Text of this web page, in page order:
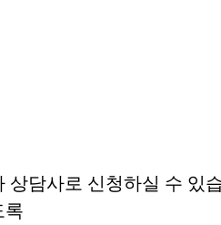
상담사로 신청하실 수 있
록